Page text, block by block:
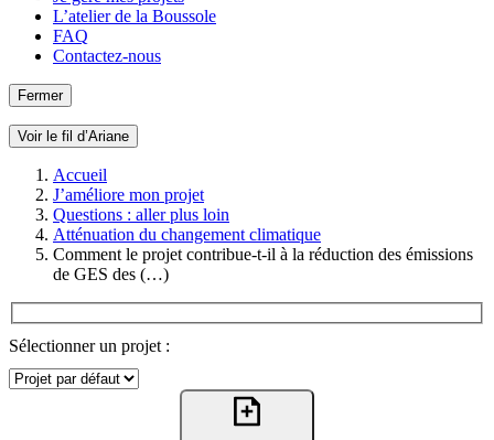
L’atelier de la Boussole
FAQ
Contactez-nous
Fermer
Voir le fil d’Ariane
Accueil
J’améliore mon projet
Questions : aller plus loin
Atténuation du changement climatique
Comment le projet contribue-t-il à la réduction des émissions
de GES des (…)
Sélectionner un projet :